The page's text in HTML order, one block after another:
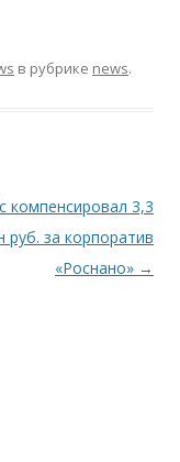
в рубрике news.
компенсировал 3,3
руб. за корпоратив
«Роснано» →